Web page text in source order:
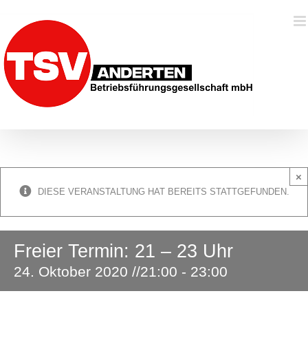
springen
DIESE VERANSTALTUNG HAT BEREITS STATTGEFUNDEN.
×
Freier Termin: 21 – 23 Uhr
24. Oktober 2020 //21:00 - 23:00